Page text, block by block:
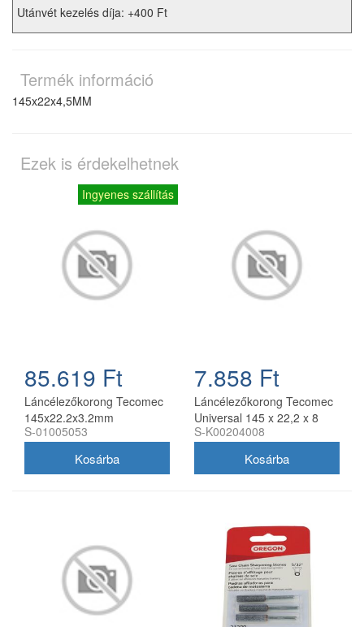
Utánvét kezelés díja: +400 Ft
Termék információ
145x22x4,5MM
Ezek is érdekelhetnek
Ingyenes szállítás
85.619 Ft
Láncélezőkorong Tecomec
145x22.2x3.2mm
gyémántporos
S-01005053
7.858 Ft
Láncélezőkorong Tecomec
Universal 145 x 22,2 x 8
mm
S-K00204008